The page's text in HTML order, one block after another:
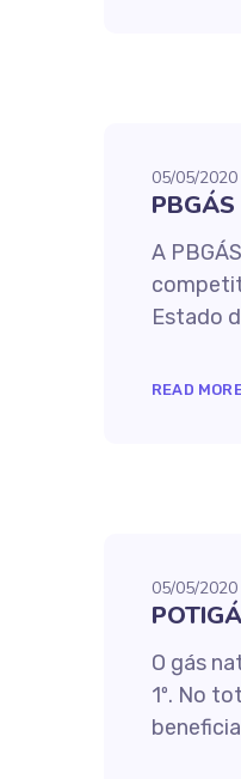
05/05/2020
A
Estado
READ
05/05/2020
O gás
1º. No